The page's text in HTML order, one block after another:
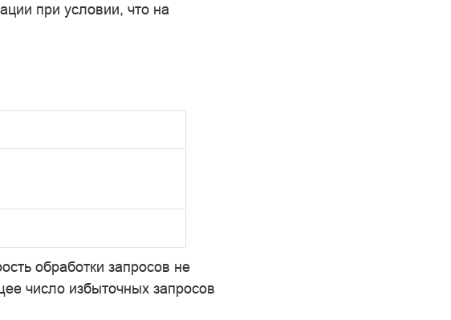
при условии, что на
обработки запросов не
число избыточных запросов